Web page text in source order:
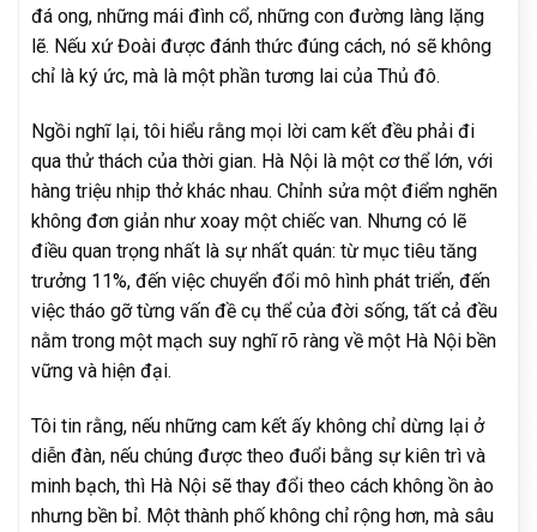
đá ong, những mái đình cổ, những con đường làng lặng
lẽ. Nếu xứ Đoài được đánh thức đúng cách, nó sẽ không
chỉ là ký ức, mà là một phần tương lai của Thủ đô.
Ngồi nghĩ lại, tôi hiểu rằng mọi lời cam kết đều phải đi
qua thử thách của thời gian. Hà Nội là một cơ thể lớn, với
hàng triệu nhịp thở khác nhau. Chỉnh sửa một điểm nghẽn
không đơn giản như xoay một chiếc van. Nhưng có lẽ
điều quan trọng nhất là sự nhất quán: từ mục tiêu tăng
trưởng 11%, đến việc chuyển đổi mô hình phát triển, đến
việc tháo gỡ từng vấn đề cụ thể của đời sống, tất cả đều
nằm trong một mạch suy nghĩ rõ ràng về một Hà Nội bền
vững và hiện đại.
Tôi tin rằng, nếu những cam kết ấy không chỉ dừng lại ở
diễn đàn, nếu chúng được theo đuổi bằng sự kiên trì và
minh bạch, thì Hà Nội sẽ thay đổi theo cách không ồn ào
nhưng bền bỉ. Một thành phố không chỉ rộng hơn, mà sâu